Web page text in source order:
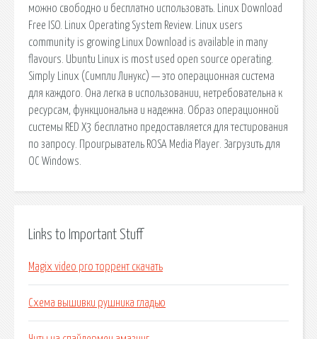
можно свободно и бесплатно использовать. Linux Download
Free ISO. Linux Operating System Review. Linux users
community is growing Linux Download is available in many
flavours. Ubuntu Linux is most used open source operating.
Simply Linux (Симпли Линукс) — это операционная система
для каждого. Она легка в использовании, нетребовательна к
ресурсам, функциональна и надежна. Образ операционной
системы RED X3 бесплатно предоставляется для тестирования
по запросу. Проигрыватель ROSA Media Player. Загрузить для
ОС Windows.
Links to Important Stuff
Magix video pro торрент скачать
Схема вышивки рушника гладью